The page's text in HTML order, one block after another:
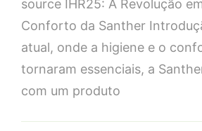
source IHR25: A Revolução
Conforto da Santher
atual, onde a higiene e o
tornaram essenciais, a
com um produto